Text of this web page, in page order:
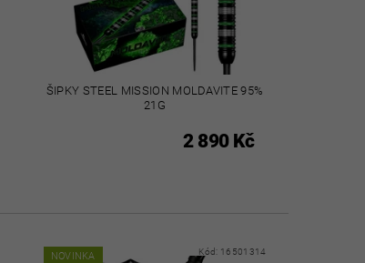
ŠIPKY STEEL MISSION MOLDAVITE 95%
21G
2 890 Kč
NOVINKA Kód: 16501314